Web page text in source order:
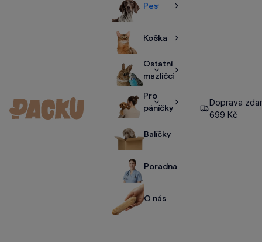
PesZobrazitZobrazit
Kočka
ZobrazitZobrazit
Ostatní
mazlíčci
ZobrazitZobrazit
Pro
páníčky
ZobrazitZobrazit
Balíčky
Poradna
O nás
Doprava
699 Kč